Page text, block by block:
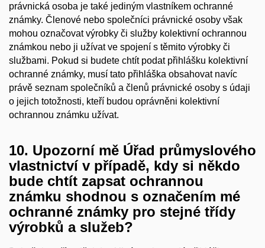
právnická osoba je také jediným vlastníkem ochranné
známky. Členové nebo společníci právnické osoby však
mohou označovat výrobky či služby kolektivní ochrannou
známkou nebo ji užívat ve spojení s těmito výrobky či
službami. Pokud si budete chtít podat přihlášku kolektivní
ochranné známky, musí tato přihláška obsahovat navíc
právě seznam společníků a členů právnické osoby s údaji
o jejich totožnosti, kteří budou oprávněni kolektivní
ochrannou známku užívat.
10. Upozorní mě Úřad průmyslového
vlastnictví v případě, kdy si někdo
bude chtít zapsat ochrannou
známku shodnou s označením mé
ochranné známky pro stejné třídy
výrobků a služeb?